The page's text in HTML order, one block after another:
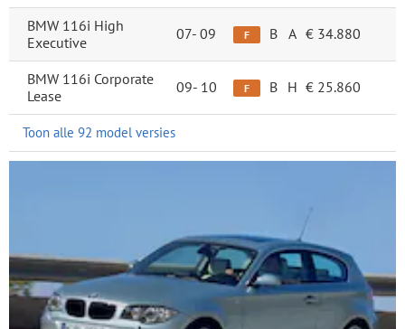
BMW 116i High
Executive
07- 09 F B A € 34.880
BMW 116i Corporate
Lease
09- 10 F B H € 25.860
Toon alle 92 model versies